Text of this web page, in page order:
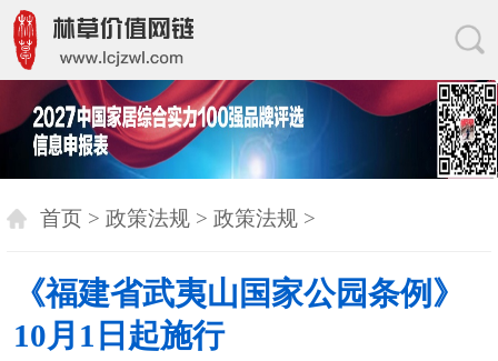
首页 > 政策法规> 政策法规>
《福建省武夷山国家公园条例》
10月1日起施行